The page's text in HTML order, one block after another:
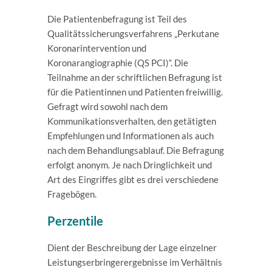
Die Patientenbefragung ist Teil des
Qualitätssicherungsverfahrens „Perkutane
Koronarintervention und
Koronarangiographie (QS PCI)“. Die
Teilnahme an der schriftlichen Befragung ist
für die Patientinnen und Patienten freiwillig.
Gefragt wird sowohl nach dem
Kommunikationsverhalten, den getätigten
Empfehlungen und Informationen als auch
nach dem Behandlungsablauf. Die Befragung
erfolgt anonym. Je nach Dringlichkeit und
Art des Eingriffes gibt es drei verschiedene
Fragebögen.
Perzentile
Dient der Beschreibung der Lage einzelner
Leistungserbringerergebnisse im Verhältnis